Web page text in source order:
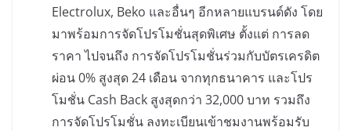
Electrolux, Beko และอื่นๆ อีกหลายแบรนด์ดัง โดย
มาพร้อมการจัดโปรโมชั่นสุดพิเศษ ตั้งแต่ การลด
ราคา ไปจนถึง การจัดโปรโมชั่นร่วมกับบัตรเครดิต
ผ่อน 0% สูงสุด 24 เดือน จากทุกธนาคาร และโปร
โมชั่น Cash Back สูงสุดกว่า 32,000 บาท รวมถึง
การจัดโปรโมชั่น ลงทะเบียนเข้าชมงานพร้อมรับ